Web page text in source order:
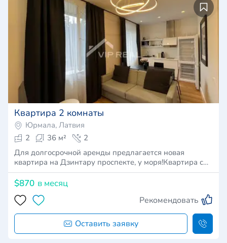
Квартира 2 комнаты
Юрмала, Латвия
2
36 м²
2
Для долгосрочной аренды предлагается новая
квартира на Дзинтару проспекте, у моря!Квартира с…
$870 в месяц
Рекомендовать
Оставить заявку